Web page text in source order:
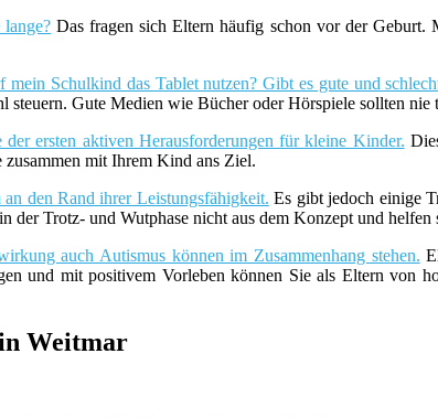
Das fragen sich Eltern häufig schon vor der Geburt.
Schulkind das Tablet nutzen? Gibt es gute und
Gute Medien wie Bücher oder Hörspiele sollten nie
ersten aktiven Herausforderungen für kleine Kinder.
mit Ihrem Kind ans Ziel.
den Rand ihrer Leistungsfähigkeit. Es gibt jedoch einige
der Trotz- und Wutphase nicht aus dem Konzept und
auch Autismus können im Zusammenhang stehen.
und mit positivem Vorleben können Sie als Eltern von
Weitmar